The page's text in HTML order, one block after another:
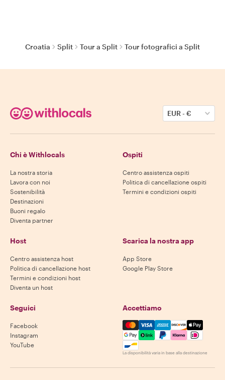
Croatia Split Tour a Split Tour fotografici a Split
EUR-€
Chi è Withlocals
La nostra storia
Lavora con noi
Sostenibilità
Destinazioni
Buoni regalo
Diventa partner
Ospiti
Centro assistenza ospiti
Politica di cancellazione ospiti
Termini e condizioni ospiti
Host
Centro assistenza host
Politica di cancellazione host
Termini e condizioni host
Diventa un host
Scarica la nostra app
App Store
Google Play Store
Seguici
Facebook
Instagram
YouTube
Accettiamo
Mastercard, Visa, Amex,
La disponibilità varia in base alla destinazione